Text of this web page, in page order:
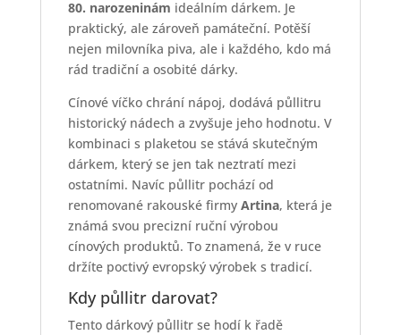
80. narozeninám ideálním dárkem. Je
praktický, ale zároveň památeční. Potěší
nejen milovníka piva, ale i každého, kdo má
rád tradiční a osobité dárky.
Cínové víčko chrání nápoj, dodává půllitru
historický nádech a zvyšuje jeho hodnotu. V
kombinaci s plaketou se stává skutečným
dárkem, který se jen tak neztratí mezi
ostatními. Navíc půllitr pochází od
renomované rakouské firmy Artina, která je
známá svou precizní ruční výrobou
cínových produktů. To znamená, že v ruce
držíte poctivý evropský výrobek s tradicí.
Kdy půllitr darovat?
Tento dárkový půllitr se hodí k řadě